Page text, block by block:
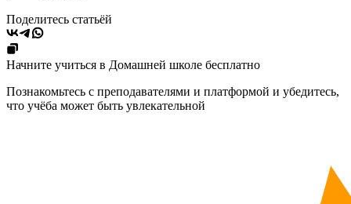
Поделитесь статьёй
Начните учиться в Домашней школе бесплатно
Познакомьтесь с преподавателями и платформой и убедитесь,
что учёба может быть увлекательной